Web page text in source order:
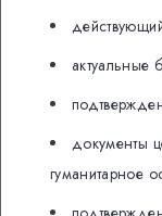
актуальные
документы
гуманитарное